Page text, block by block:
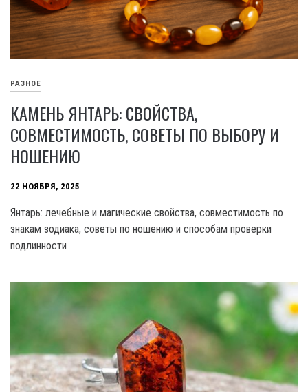
РАЗНОЕ
КАМЕНЬ ЯНТАРЬ: СВОЙСТВА,
СОВМЕСТИМОСТЬ, СОВЕТЫ ПО ВЫБОРУ И
НОШЕНИЮ
22 НОЯБРЯ, 2025
Янтарь: лечебные и магические свойства, совместимость по
знакам зодиака, советы по ношению и способам проверки
подлинности